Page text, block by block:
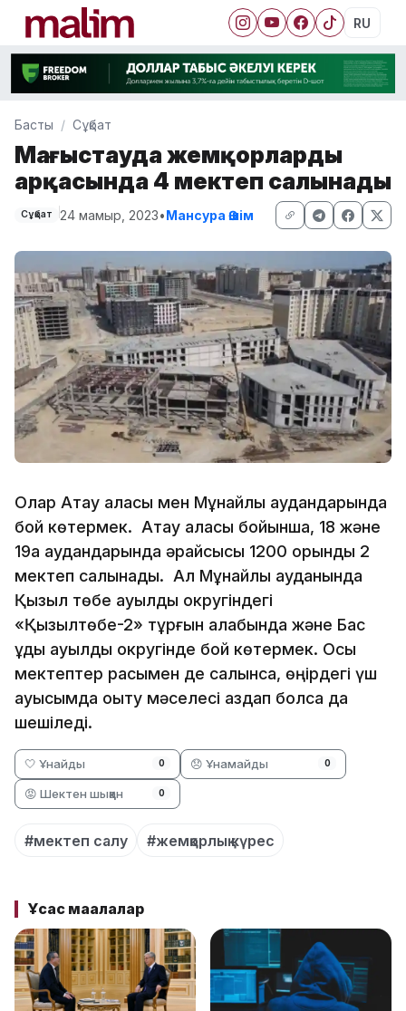
RU
Басты Сұқбат
Маңғыстауда жемқорлардың
арқасында 4 мектеп салынады
Сұқбат 24 мамыр, 2023•Мансура Әшім
Олар Ақтау қаласы мен Мұнайлы аудандарында
бой көтермек. Ақтау қаласы бойынша, 18 және
19а аудандарында әрқайсысы 1200 орындық 2
мектеп салынады. Ал Мұнайлы ауданында
Қызыл төбе ауылдық округіндегі
«Қызылтөбе-2» тұрғын алабында және Бас
құдық ауылдық округінде бой көтермек. Осы
мектептер расымен де салынса, өңірдегі үш
ауысымда оқыту мәселесі аздап болса да
шешіледі.
🤍 Ұнайды 0 😞 Ұнамайды 0
😡 Шектен шыққан 0
#мектеп салу #жемқорлық күрес
Ұқсас мақалалар